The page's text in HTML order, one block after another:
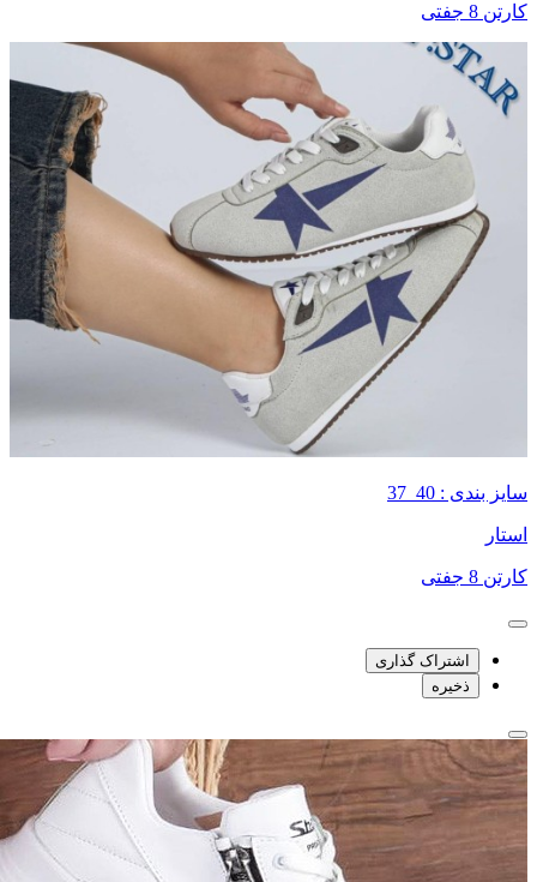
کارتن 8 جفتی
سایز بندی : 40_37
استار
کارتن 8 جفتی
اشتراک گذاری
ذخیره